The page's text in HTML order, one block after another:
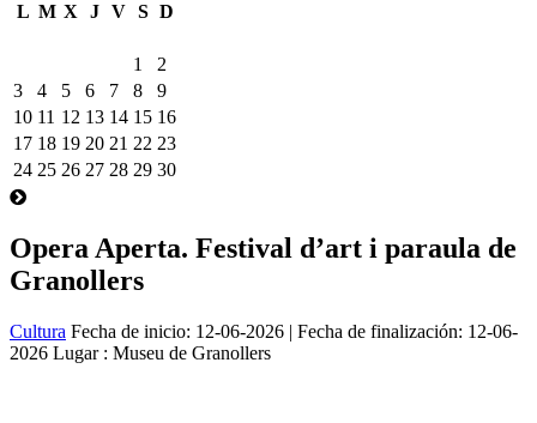
L M X J V S D
1
2
3
4 5 6 7 8
9
10 11 12 13 14 15 16
17 18 19 20 21 22 23
24 25 26 27 28 29 30
Opera Aperta. Festival d’art i paraula de
Granollers
Cultura Fecha de inicio: 12-06-2026 | Fecha de finalización: 12-06-
2026 Lugar : Museu de Granollers